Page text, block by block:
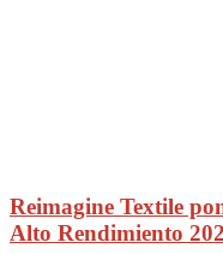
Reimagine Textile
Alto Rendimiento